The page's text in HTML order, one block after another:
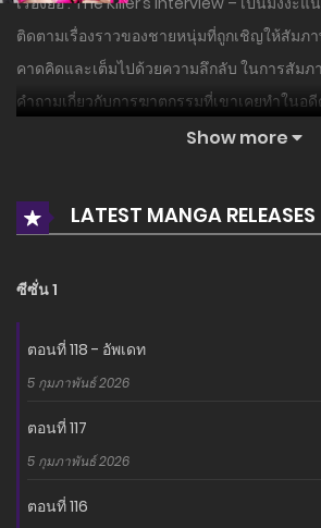
ติดตามเรื่องราวของชายหนุ่มที่ถูกเชิญให้สัม
คาดคิดและเต็มไปด้วยความลึกลับ ในการสัมภ
คำถามเกี่ยวกับการฆาตกรรมที่เขาเคยทำในอ
ขึ้นหลังจากนั้น เรื่องราวดำเนินไปในรูปแบบข
เพียงแต่ต้องต่อสู้กับความรู้สึกผิดและการยอมรับ
ต้องเผชิญกับคำถามที่ท้าทายจิตใจเกี่ยวกับชีวิ
เป็นการเดินทางลึกลงไปในจิตใจของฆาตกร ผู้
ยอมรับความจริงที่เขาพยายามหลีกเลี่ยงหรือไม่…
Interview เป็นมังงะแนวจิตวิทยาที่เล่าถึงกา
ถูกตั้งคำถามเกี่ยวกับการฆาตกรรมในอดีตของเ
สัมภาษณ์ที่เต็มไปด้วยความลึกลับ เขาต้องเผชิ
จิตใจและการตัดสินใจที่จะยอมรับหรือปฏิเสธก
เรื่องราวที่บังคับให้ผู้อ่านไตร่ตรองเกี่ยวกับจิตใ
Show more
LATEST MANGA RELEASES
ซีซั่น 1
ตอนที่ 118 - อัพเดท
5 กุมภาพันธ์ 2026
ตอนที่ 117
5 กุมภาพันธ์ 2026
ตอนที่ 116